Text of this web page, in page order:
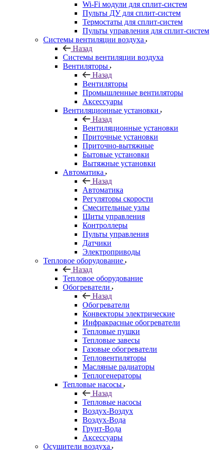
Wi-Fi модули для сплит-систем
Пульты ДУ для сплит-систем
Термостаты для сплит-систем
Пульты управления для сплит-систем
Системы вентиляции воздуха
Назад
Системы вентиляции воздуха
Вентиляторы
Назад
Вентиляторы
Промышленные вентиляторы
Аксессуары
Вентиляционные установки
Назад
Вентиляционные установки
Приточные установки
Приточно-вытяжные
Бытовые установки
Вытяжные установки
Автоматика
Назад
Автоматика
Регуляторы скорости
Смесительные узлы
Щиты управления
Контроллеры
Пульты управления
Датчики
Электроприводы
Тепловое оборудование
Назад
Тепловое оборудование
Обогреватели
Назад
Обогреватели
Конвекторы электрические
Инфракрасные обогреватели
Тепловые пушки
Тепловые завесы
Газовые обогреватели
Тепловентиляторы
Масляные радиаторы
Теплогенераторы
Тепловые насосы
Назад
Тепловые насосы
Воздух-Воздух
Воздух-Вода
Грунт-Вода
Аксессуары
Осушители воздуха